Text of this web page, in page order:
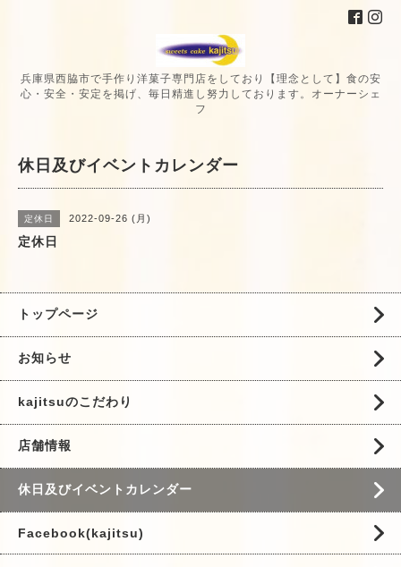
兵庫県西脇市で手作り洋菓子専門店をしており【理念として】食の安
心・安全・安定を掲げ、毎日精進し努力しております。オーナーシェ
フ
休日及びイベントカレンダー
定休日 2022-09-26 (月)
定休日
トップページ
お知らせ
kajitsuのこだわり
店舗情報
休日及びイベントカレンダー
Facebook(kajitsu)